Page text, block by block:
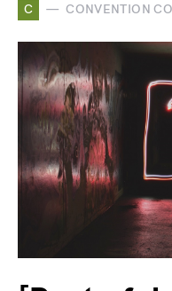
C CONVENTION